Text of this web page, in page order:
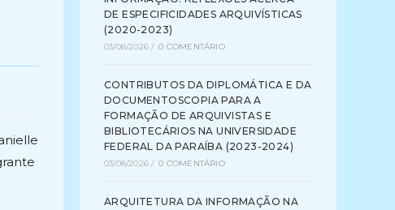
DE ESPECIFICIDADES ARQUIVÍSTICAS
(2020-2023)
03/08/2026 / 0 COMENTÁRIO
CONTRIBUTOS DA DIPLOMÁTICA E DA
DOCUMENTOSCOPIA PARA A
FORMAÇÃO DE ARQUIVISTAS E
BIBLIOTECÁRIOS NA UNIVERSIDADE
FEDERAL DA PARAÍBA (2023-2024)
03/08/2026 / 0 COMENTÁRIO
ARQUITETURA DA INFORMAÇÃO NA